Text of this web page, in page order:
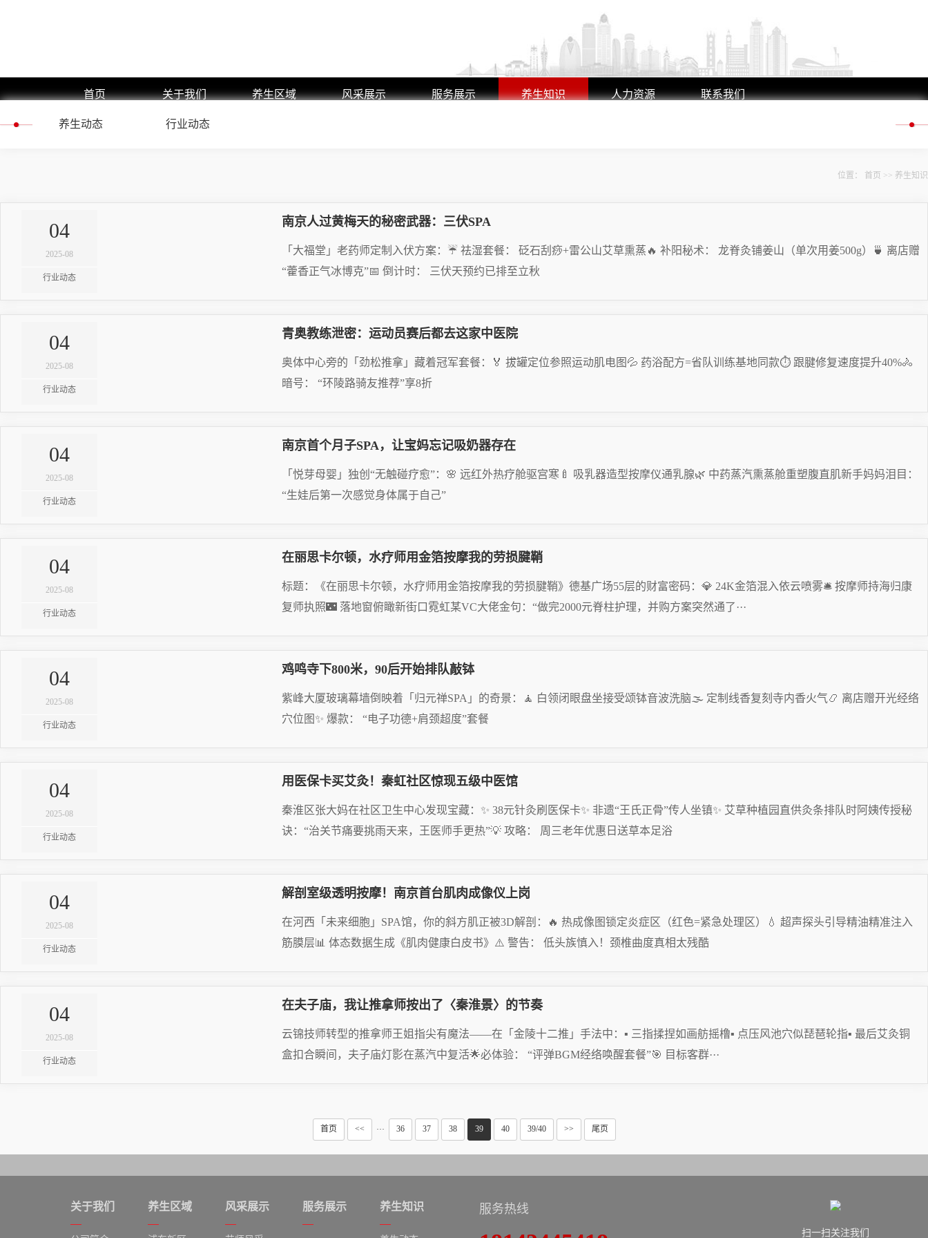
首页 关于我们
公司简介
养生区域
嘉定区
长宁区
松江区
青浦区
普陀区
虹口区
风采展示 服务展示 养生知识 人力资源 联系我们
养生动态 行业动态
位置： 首页 >> 养生知识
04
2025-08
行业动态
南京人过黄梅天的秘密武器：三伏SPA
「大福堂」老药师定制入伏方案：☔ 祛湿套餐： 砭石刮痧+雷公山艾草熏蒸🔥 补阳秘术： 龙脊灸铺姜山（单次用姜500g）🍵 离店赠
“藿香正气冰博克”📅 倒计时： 三伏天预约已排至立秋
04
2025-08
行业动态
青奥教练泄密：运动员赛后都去这家中医院
奥体中心旁的「劲松推拿」藏着冠军套餐：🏅 拔罐定位参照运动肌电图💦 药浴配方=省队训练基地同款⏱ 跟腱修复速度提升40%🚴
暗号： “环陵路骑友推荐”享8折
04
2025-08
行业动态
南京首个月子SPA，让宝妈忘记吸奶器存在
「悦芽母婴」独创“无触碰疗愈”：🌸 远红外热疗舱驱宫寒🍼 吸乳器造型按摩仪通乳腺🌿 中药蒸汽熏蒸舱重塑腹直肌新手妈妈泪目：
“生娃后第一次感觉身体属于自己”
04
2025-08
行业动态
在丽思卡尔顿，水疗师用金箔按摩我的劳损腱鞘
标题：《在丽思卡尔顿，水疗师用金箔按摩我的劳损腱鞘》德基广场55层的财富密码：💎 24K金箔混入依云喷雾🛎 按摩师持海归康
复师执照🌃 落地窗俯瞰新街口霓虹某VC大佬金句：“做完2000元脊柱护理，并购方案突然通了···
04
2025-08
行业动态
鸡鸣寺下800米，90后开始排队敲钵
紫峰大厦玻璃幕墙倒映着「归元禅SPA」的奇景：🧘 白领闭眼盘坐接受颂钵音波洗脑🌫 定制线香复刻寺内香火气📿 离店赠开光经络
穴位图✨ 爆款： “电子功德+肩颈超度”套餐
04
2025-08
行业动态
用医保卡买艾灸！秦虹社区惊现五级中医馆
秦淮区张大妈在社区卫生中心发现宝藏：✨ 38元针灸刷医保卡✨ 非遗“王氏正骨”传人坐镇✨ 艾草种植园直供灸条排队时阿姨传授秘
诀：“治关节痛要挑雨天来，王医师手更热”💡 攻略： 周三老年优惠日送草本足浴
04
2025-08
行业动态
解剖室级透明按摩！南京首台肌肉成像仪上岗
在河西「未来细胞」SPA馆，你的斜方肌正被3D解剖：🔥 热成像图锁定炎症区（红色=紧急处理区）💧 超声探头引导精油精准注入
筋膜层📊 体态数据生成《肌肉健康白皮书》⚠️ 警告： 低头族慎入！颈椎曲度真相太残酷
2025.08.04
04
2025-08
行业动态
在夫子庙，我让推拿师按出了〈秦淮景〉的节奏
云锦技师转型的推拿师王姐指尖有魔法——在「金陵十二推」手法中：▪ 三指揉捏如画舫摇橹▪ 点压风池穴似琵琶轮指▪ 最后艾灸铜
盒扣合瞬间，夫子庙灯影在蒸汽中复活🌟必体验： “评弹BGM经络唤醒套餐”🎯 目标客群···
2025.08.04
首页 << ··· 36 37 38 39 40 39/40 >> 尾页
关于我们 养生区域 风采展示 服务展示 养生知识 服务热线
扫一扫关注我们